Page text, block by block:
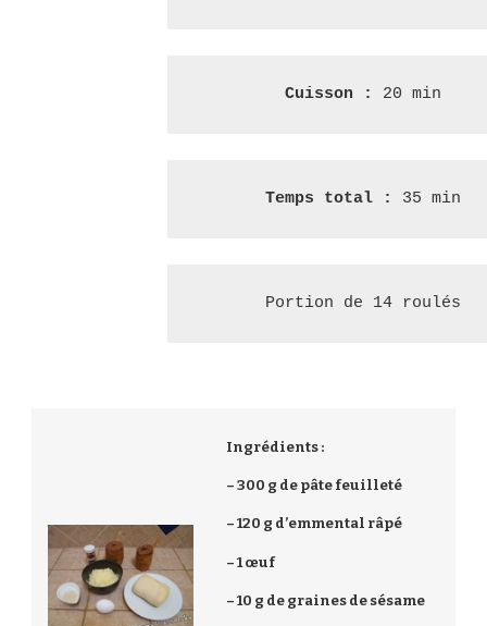
Cuisson : 20 min
Temps total : 35 min
Portion de 14 roulés
Ingrédients :
– 300 g de pâte feuilleté
– 120 g d’emmental râpé
– 1 œuf
– 10 g de graines de sésame